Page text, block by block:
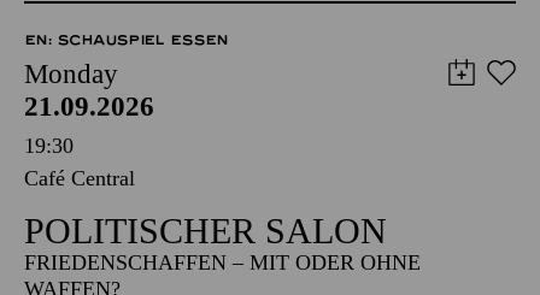
EN: SCHAUSPIEL ESSEN
Monday
21.09.2026
19:30
Café Central
POLITISCHER SALON
FRIEDENSCHAFFEN – MIT ODER OHNE
WAFFEN?